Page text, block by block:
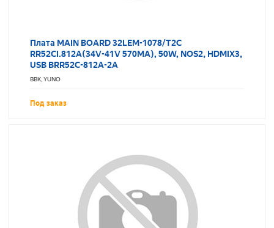
Плата MAIN BOARD 32LEM-1078/T2C
RR52CI.812A(34V-41V 570MA), 50W, NOS2, HDMIX3,
USB BRR52C-812A-2A
BBK, YUNO
Под заказ